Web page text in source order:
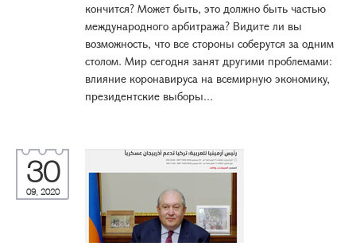
кончится? Может быть, это должно быть частью
международного арбитража? Видите ли вы
возможность, что все стороны соберутся за одним
столом. Мир сегодня занят другими проблемами:
влияние коронавируса на всемирную экономику,
президентские выборы...
30
09, 2020